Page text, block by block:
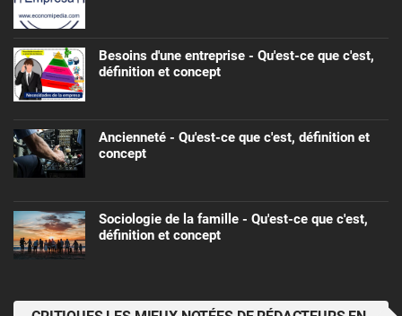
Besoins d'une entreprise - Qu'est-ce que c'est,
définition et concept
Ancienneté - Qu'est-ce que c'est, définition et
concept
Sociologie de la famille - Qu'est-ce que c'est,
définition et concept